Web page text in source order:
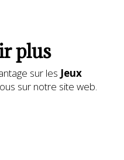
plus
sur les Jeux
sur notre site web.